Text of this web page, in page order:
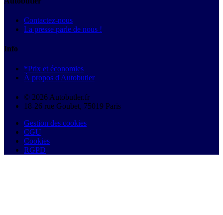
Contactez-nous
La presse parle de nous !
Info
*Prix et économies
À propos d'Autobutler
© 2026 Autobutler.fr
18-26 rue Goubet, 75019 Paris
Gestion des cookies
CGU
Cookies
RGPD